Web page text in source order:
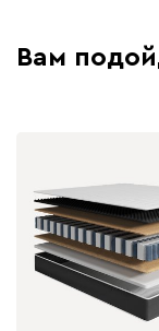
Вам